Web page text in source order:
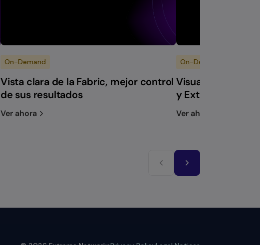
On-Demand
Vista clara de la Fabric, mejor control
de sus resultados
Ver ahora
On-Demand
Visualización de
y Extreme AI
Ver ahora